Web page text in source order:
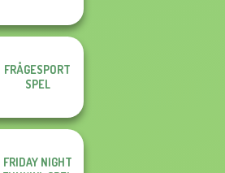
FRÅGESPORT
SPEL
FRIDAY NIGHT